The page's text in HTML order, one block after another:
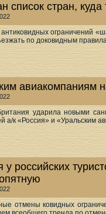
список стран,
ограничений
по доковидным
авиакомпаниям
ударила новыми
а/к «Россия» и «Уральским
у российских
отмены ковидных